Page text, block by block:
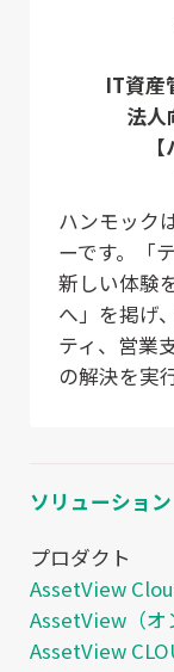
IT資産
法人
ハンモック
ーです。「
新しい体験
へ」を掲げ
ティ、営業
の解決を実
ソリューション
プロダクト
AssetView
AssetView（オ
AssetView